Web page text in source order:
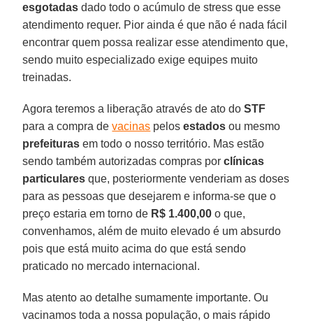
esgotadas dado todo o acúmulo de stress que esse
atendimento requer. Pior ainda é que não é nada fácil
encontrar quem possa realizar esse atendimento que,
sendo muito especializado exige equipes muito
treinadas.
Agora teremos a liberação através de ato doSTF
para a compra devacinas pelosestados ou mesmo
prefeituras em todo o nosso território. Mas estão
sendo também autorizadas compras porclínicas
particulares que, posteriormente venderiam as doses
para as pessoas que desejarem e informa-se que o
preço estaria em torno de R$ 1.400,00 o que,
convenhamos, além de muito elevado é um absurdo
pois que está muito acima do que está sendo
praticado no mercado internacional.
Mas atento ao detalhe sumamente importante. Ou
vacinamos toda a nossa população, o mais rápido